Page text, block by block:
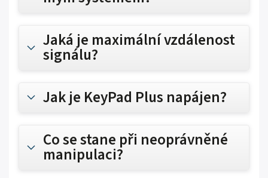
Jaká je maximální vzdálenost
signálu?
Jak je KeyPad Plus napájen?
Co se stane při neoprávněné
manipulaci?